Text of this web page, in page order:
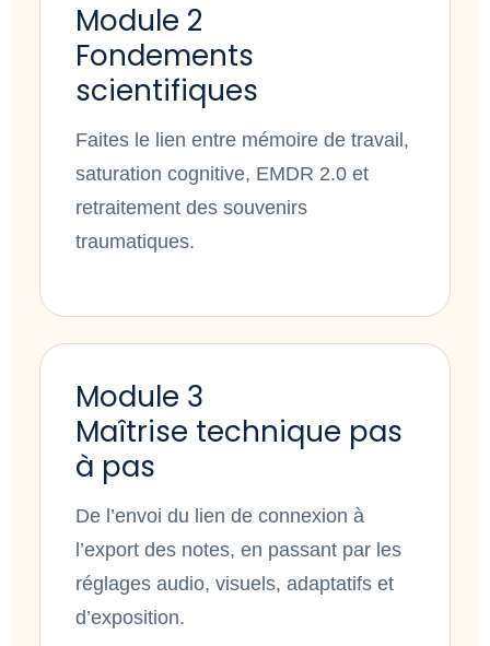
Module 2
Fondements
scientifiques
Faites le lien entre mémoire de travail,
saturation cognitive, EMDR 2.0 et
retraitement des souvenirs
traumatiques.
Module 3
Maîtrise technique pas
à pas
De l’envoi du lien de connexion à
l’export des notes, en passant par les
réglages audio, visuels, adaptatifs et
d’exposition.